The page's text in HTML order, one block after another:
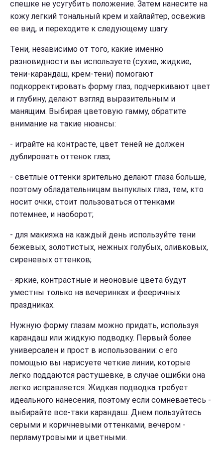
спешке не усугубить положение. Затем нанесите на
кожу легкий тональный крем и хайлайтер, освежив
ее вид, и переходите к следующему шагу.
Тени, независимо от того, какие именно
разновидности вы используете (сухие, жидкие,
тени-карандаш, крем-тени) помогают
подкорректировать форму глаз, подчеркивают цвет
и глубину, делают взгляд выразительным и
манящим. Выбирая цветовую гамму, обратите
внимание на такие нюансы:
- играйте на контрасте, цвет теней не должен
дублировать оттенок глаз;
- светлые оттенки зрительно делают глаза больше,
поэтому обладательницам выпуклых глаз, тем, кто
носит очки, стоит пользоваться оттенками
потемнее, и наоборот;
- для макияжа на каждый день используйте тени
бежевых, золотистых, нежных голубых, оливковых,
сиреневых оттенков;
- яркие, контрастные и неоновые цвета будут
уместны только на вечеринках и фееричных
праздниках.
Нужную форму глазам можно придать, используя
карандаш или жидкую подводку. Первый более
универсален и прост в использовании: с его
помощью вы нарисуете четкие линии, которые
легко поддаются растушевке, в случае ошибки она
легко исправляется. Жидкая подводка требует
идеального нанесения, поэтому если сомневаетесь -
выбирайте все-таки карандаш. Днем пользуйтесь
серыми и коричневыми оттенками, вечером -
перламутровыми и цветными.